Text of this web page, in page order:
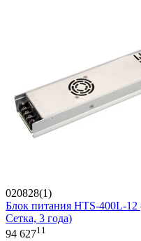
020828(1)
Блок питания HTS-400L-
Сетка, 3 года)
94 62711